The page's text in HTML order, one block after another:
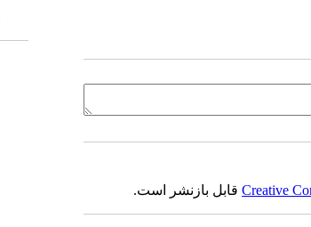
Creativeقابل بازنشر است.